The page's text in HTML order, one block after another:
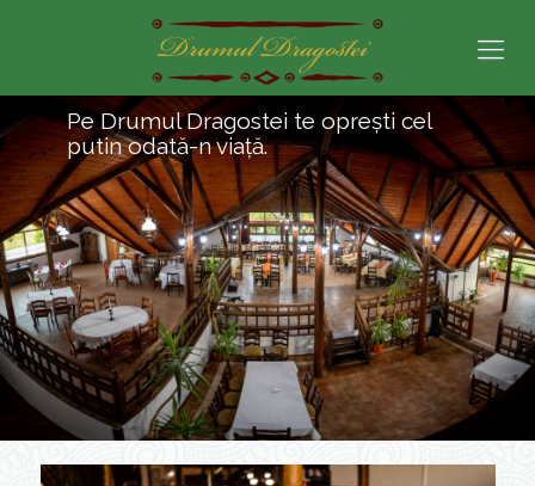
Pe Drumul Dragostei te opreşti cel
putin odată-n viaţă.